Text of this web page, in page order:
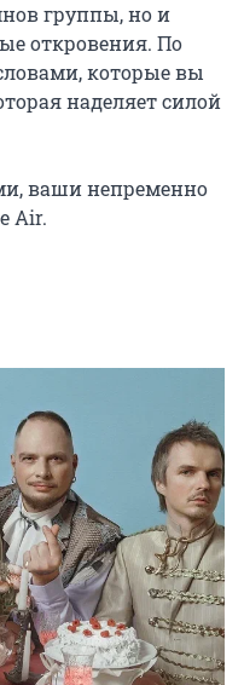
группы, но и
откровения. По
которые вы
наделяет силой
ваши непременно
Air.